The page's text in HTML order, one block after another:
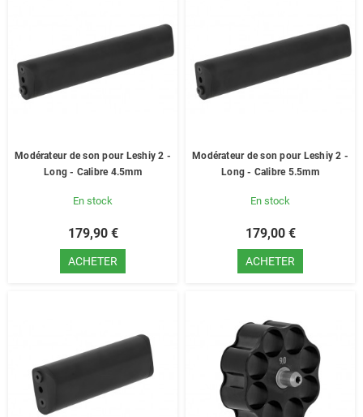
Modérateur de son pour Leshiy 2 -
Long - Calibre 4.5mm
En stock
179,90 €
ACHETER
Modérateur de son pour Leshiy 2 -
Long - Calibre 5.5mm
En stock
179,00 €
ACHETER